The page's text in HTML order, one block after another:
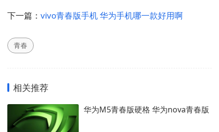
下一篇： vivo青春版手机 华为手机哪一款好用啊
青春
相关推荐
华为M5青春版硬格 华为nova青春版